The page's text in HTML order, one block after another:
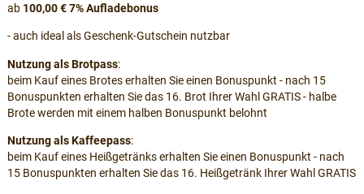
ab 100,00 € 7% Aufladebonus
- auch ideal als Geschenk-Gutschein nutzbar
Nutzung als Brotpass:
beim Kauf eines Brotes erhalten Sie einen Bonuspunkt - nach 15
Bonuspunkten erhalten Sie das 16. Brot Ihrer Wahl GRATIS - halbe
Brote werden mit einem halben Bonuspunkt belohnt
Nutzung als Kaffeepass:
beim Kauf eines Heißgetränks erhalten Sie einen Bonuspunkt - nach
15 Bonuspunkten erhalten Sie das 16. Heißgetränk Ihrer Wahl GRATIS